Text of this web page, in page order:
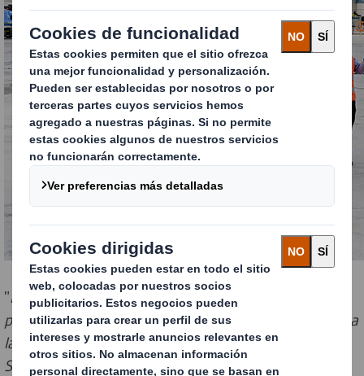
"En A Pobra do Caramiñal contamos con empresas
punteras en sus respectivos sectores que contribuyen a
la generación de empleo y riqueza. Un ejemplo es DS
Smith Packaging Cartogal, que hoy nos ha presentado